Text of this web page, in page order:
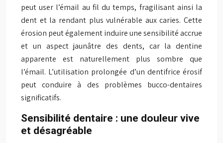
peut user l’émail au fil du temps, fragilisant ainsi la
dent et la rendant plus vulnérable aux caries. Cette
érosion peut également induire une sensibilité accrue
et un aspect jaunâtre des dents, car la dentine
apparente est naturellement plus sombre que
l’émail. L’utilisation prolongée d’un dentifrice érosif
peut conduire à des problèmes bucco-dentaires
significatifs.
Sensibilité dentaire : une douleur vive
et désagréable